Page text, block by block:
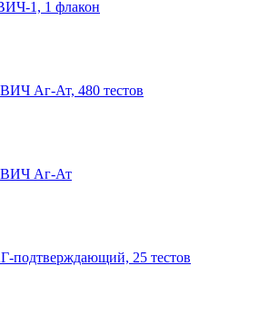
1, 1 флакон
Аг-Ат, 480 тестов
ВИЧ Аг-Ат
25 тестов